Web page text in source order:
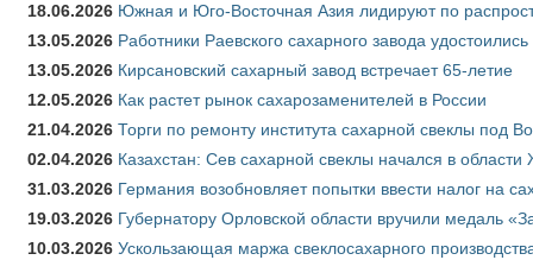
18.06.2026 Южная и Юго-Восточная Азия лидируют по
13.05.2026 Работники Раевского сахарного завода удостоились
13.05.2026 Кирсановский сахарный завод встречает 65-летие
12.05.2026 Как растет рынок сахарозаменителей в России
21.04.2026 Торги по ремонту института сахарной свеклы под
02.04.2026 Казахстан: Сев сахарной свеклы начался в области
31.03.2026 Германия возобновляет попытки ввести налог на
19.03.2026 Губернатору Орловской области вручили медаль
10.03.2026 Ускользающая маржа свеклосахарного